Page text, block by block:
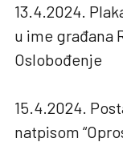
13.4.2024.
u ime građana
Oslobođenje
15.4.2024.
natpisom